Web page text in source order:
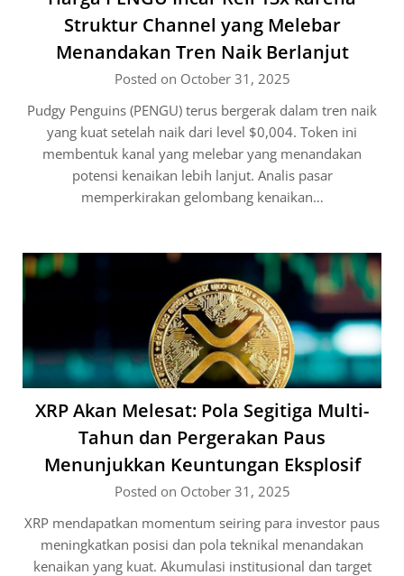
Struktur Channel yang Melebar
Menandakan Tren Naik Berlanjut
Posted on October 31, 2025
Pudgy Penguins (PENGU) terus bergerak dalam tren naik
yang kuat setelah naik dari level $0,004. Token ini
membentuk kanal yang melebar yang menandakan
potensi kenaikan lebih lanjut. Analis pasar
memperkirakan gelombang kenaikan…
XRP Akan Melesat: Pola Segitiga Multi-
Tahun dan Pergerakan Paus
Menunjukkan Keuntungan Eksplosif
Posted on October 31, 2025
XRP mendapatkan momentum seiring para investor paus
meningkatkan posisi dan pola teknikal menandakan
kenaikan yang kuat. Akumulasi institusional dan target